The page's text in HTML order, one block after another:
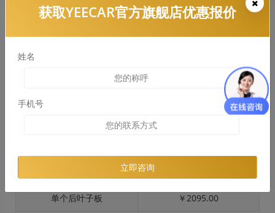
引擎盖 ￥2350.00
左右两侧前叶子板 ￥1746.00
单个后叶子板 ￥2095.00
获取YEECAR官方旗舰店优惠报价
姓名
手机号
立即咨询